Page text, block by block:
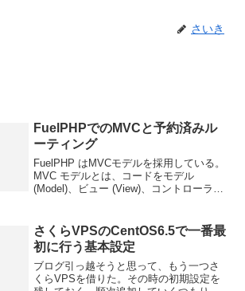
さいき
FuelPHPでのMVCと予約済みル
ーティング
FuelPHP はMVCモデルを採用している。
MVC モデルとは、コードをモデル
(Model)、ビュー (View)、コントローラ
いでに、予約...
さくらVPSのCentOS6.5で一番最
初に行う基本設定
ブログ引っ越そうと思って、もう一つさ
くらVPSを借りた。その時の初期設定を